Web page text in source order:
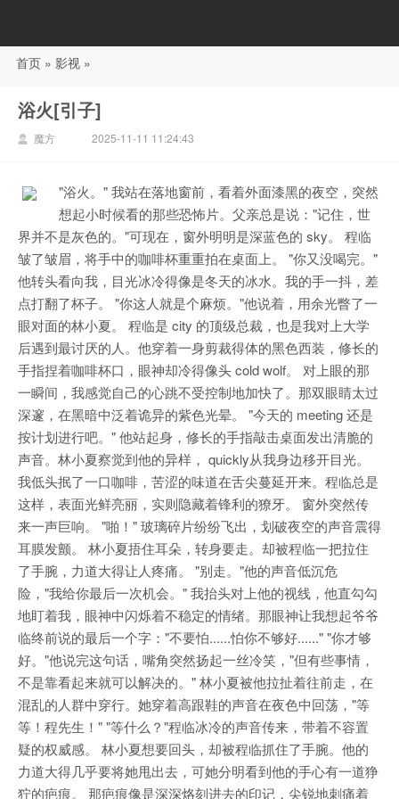
88影视
首页 » 影视 »
浴火[引子]
魔方 2025-11-11 11:24:43
"浴火。" 我站在落地窗前，看着外面漆黑的夜空，突然
想起小时候看的那些恐怖片。父亲总是说："记住，世
界并不是灰色的。"可现在，窗外明明是深蓝色的 sky。 程临
皱了皱眉，将手中的咖啡杯重重拍在桌面上。 "你又没喝完。"
他转头看向我，目光冰冷得像是冬天的冰水。我的手一抖，差
点打翻了杯子。 "你这人就是个麻烦。"他说着，用余光瞥了一
眼对面的林小夏。 程临是 city 的顶级总裁，也是我对上大学
后遇到最讨厌的人。他穿着一身剪裁得体的黑色西装，修长的
手指捏着咖啡杯口，眼神却冷得像头 cold wolf。 对上眼的那
一瞬间，我感觉自己的心跳不受控制地加快了。那双眼睛太过
深邃，在黑暗中泛着诡异的紫色光晕。 "今天的 meeting 还是
按计划进行吧。" 他站起身，修长的手指敲击桌面发出清脆的
声音。林小夏察觉到他的异样， quickly从我身边移开目光。
我低头抿了一口咖啡，苦涩的味道在舌尖蔓延开来。程临总是
这样，表面光鲜亮丽，实则隐藏着锋利的獠牙。 窗外突然传
来一声巨响。 "啪！" 玻璃碎片纷纷飞出，划破夜空的声音震得
耳膜发颤。 林小夏捂住耳朵，转身要走。却被程临一把拉住
了手腕，力道大得让人疼痛。 "别走。"他的声音低沉危
险，"我给你最后一次机会。" 我抬头对上他的视线，他直勾勾
地盯着我，眼神中闪烁着不稳定的情绪。那眼神让我想起爷爷
临终前说的最后一个字："不要怕......怕你不够好......" "你才够
好。"他说完这句话，嘴角突然扬起一丝冷笑，"但有些事情，
不是靠看起来就可以解决的。" 林小夏被他拉扯着往前走，在
混乱的人群中穿行。她穿着高跟鞋的声音在夜色中回荡，"等
等！程先生！" "等什么？"程临冰冷的声音传来，带着不容置
疑的权威感。 林小夏想要回头，却被程临抓住了手腕。他的
力道大得几乎要将她甩出去，可她分明看到他的手心有一道狰
狞的疤痕。 那疤痕像是深深烙刻进去的印记，尖锐地刺痛着